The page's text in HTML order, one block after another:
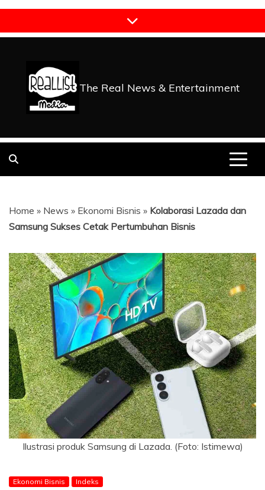
Skip
content
The Real News & Entertainment
Home » News » Ekonomi Bisnis » Kolaborasi Lazada dan
Samsung Sukses Cetak Pertumbuhan Bisnis
Ilustrasi produk Samsung di Lazada. (Foto: Istimewa)
Ekonomi Bisnis Indeks